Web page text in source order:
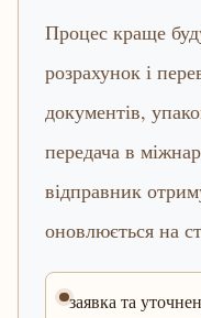
Процес краще
розрахунок і
документів,
передача в
відправник
оновлюється на
заявка та